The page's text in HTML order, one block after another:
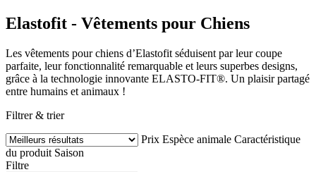
Elastofit - Vêtements pour Chiens
Les vêtements pour chiens d’Elastofit séduisent par leur coupe
parfaite, leur fonctionnalité remarquable et leurs superbes designs,
grâce à la technologie innovante ELASTO-FIT®. Un plaisir partagé
entre humains et animaux !
Filtrer & trier
Prix Espèce animale Caractéristique
du produit Saison
Filtre